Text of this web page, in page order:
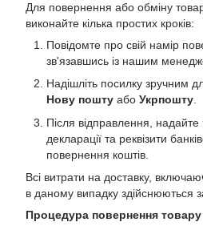
Для повернення або обміну
виконайте кілька простих кроків:
Повідомте про свій намір
зв'язавшись із нашим
Надішліть посилку зручним
Нову пошту або Укрпошту.
Після відправлення,
декларації та реквізити
повернення коштів.
Всі витрати на доставку,
в даному випадку здійснюються
Процедура повернення товару